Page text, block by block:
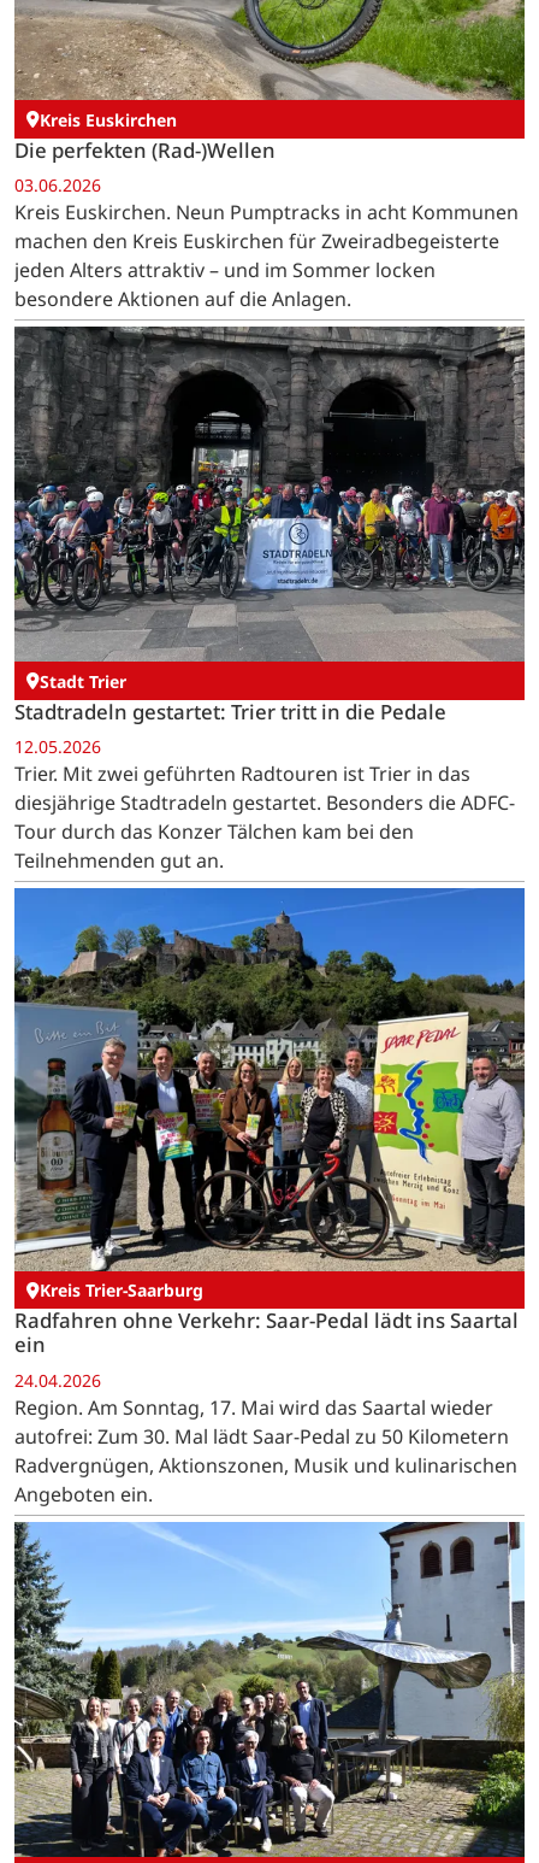
Kreis Euskirchen
Die perfekten (Rad-)Wellen
03.06.2026
Kreis Euskirchen. Neun Pumptracks in acht Kommunen
machen den Kreis Euskirchen für Zweiradbegeisterte
jeden Alters attraktiv – und im Sommer locken
besondere Aktionen auf die Anlagen.
Stadt Trier
Stadtradeln gestartet: Trier tritt in die Pedale
12.05.2026
Trier. Mit zwei geführten Radtouren ist Trier in das
diesjährige Stadtradeln gestartet. Besonders die ADFC-
Tour durch das Konzer Tälchen kam bei den
Teilnehmenden gut an.
Kreis Trier-Saarburg
Radfahren ohne Verkehr: Saar-Pedal lädt ins Saartal
ein
24.04.2026
Region. Am Sonntag, 17. Mai wird das Saartal wieder
autofrei: Zum 30. Mal lädt Saar-Pedal zu 50 Kilometern
Radvergnügen, Aktionszonen, Musik und kulinarischen
Angeboten ein.